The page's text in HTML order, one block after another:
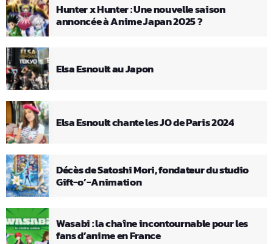
Hunter x Hunter : Une nouvelle saison
annoncée à Anime Japan 2025 ?
Elsa Esnoult au Japon
Elsa Esnoult chante les JO de Paris 2024
Décès de Satoshi Mori, fondateur du studio
Gift-o’-Animation
Wasabi : la chaîne incontournable pour les
fans d’anime en France